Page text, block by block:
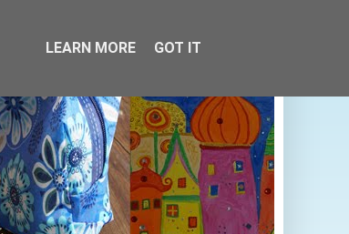
LEARN MORE GOT IT